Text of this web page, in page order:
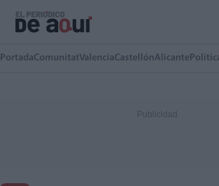
PortadaComunitatValenciaCastellónAlicante